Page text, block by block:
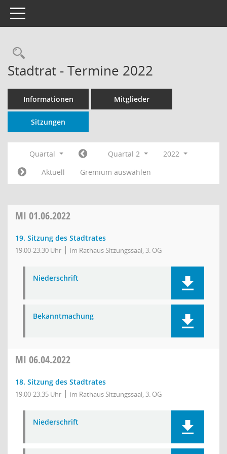
Toggle navigation
Rechercheauswahl
Stadtrat - Termine 2022
Informationen Mitglieder
Sitzungen
Quartal Quartal 2
2022
Aktuell
Gremium auswählen
MI 01.06.2022
19. Sitzung des Stadtrates
19:00-23:30 Uhr im Rathaus Sitzungssaal, 3. OG
Niederschrift
Bekanntmachung
MI 06.04.2022
18. Sitzung des Stadtrates
19:00-23:35 Uhr im Rathaus Sitzungssaal, 3. OG
Niederschrift